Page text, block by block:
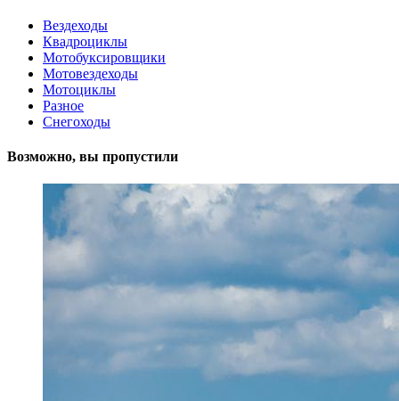
Вездеходы
Квадроциклы
Мотобуксировщики
Мотовездеходы
Мотоциклы
Разное
Снегоходы
Возможно, вы пропустили